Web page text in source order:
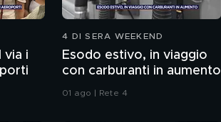
via i
4 DI SERA WEEKEND
Esodo estivo, in viaggio
con carburanti in aumento
01 ago | Rete 4